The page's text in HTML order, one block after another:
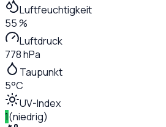
Luftfeuchtigkeit
55 %
Luftdruck
778 hPa
Taupunkt
5°C
UV-Index
1(niedrig)